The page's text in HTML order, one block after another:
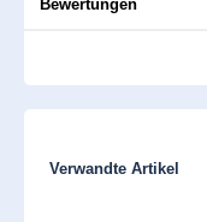
Bewertungen
Produktgalerie
Verwandte Artikel